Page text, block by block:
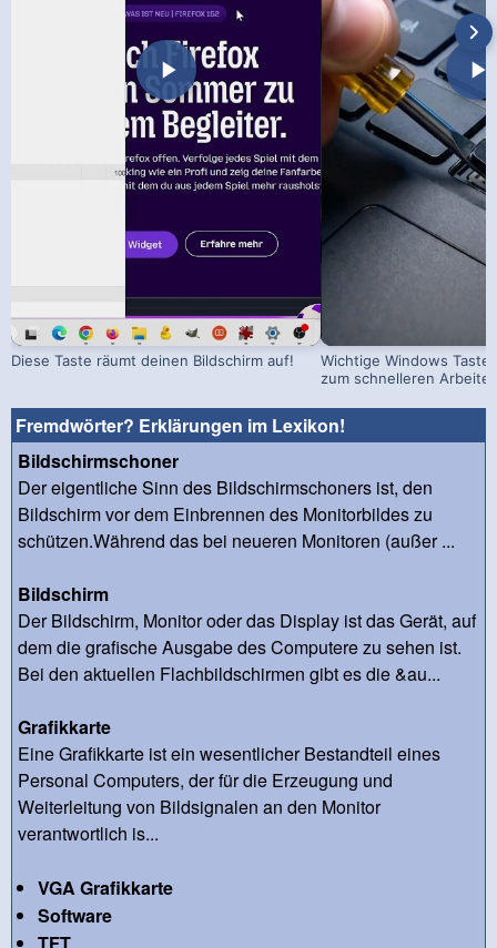
Diese Taste räumt deinen Bildschirm auf!
Wichtige Windows
zum schnelleren
Fremdwörter? Erklärungen im Lexikon!
Bildschirmschoner
Der eigentliche Sinn des Bildschirmschoners ist, den
Bildschirm vor dem Einbrennen des Monitorbildes zu
schützen.Während das bei neueren Monitoren (außer ...
Bildschirm
Der Bildschirm, Monitor oder das Display ist das Gerät, auf
dem die grafische Ausgabe des Computere zu sehen ist.
Bei den aktuellen Flachbildschirmen gibt es die &au...
Grafikkarte
Eine Grafikkarte ist ein wesentlicher Bestandteil eines
Personal Computers, der für die Erzeugung und
Weiterleitung von Bildsignalen an den Monitor
verantwortlich is...
VGA Grafikkarte
Software
TFT